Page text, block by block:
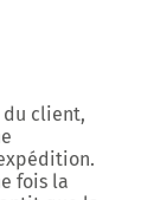
du client,
.
fois la